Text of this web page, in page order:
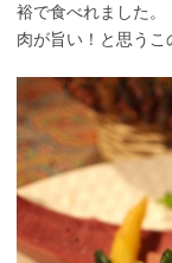
裕で食べれました。
肉が旨い！と思うこ